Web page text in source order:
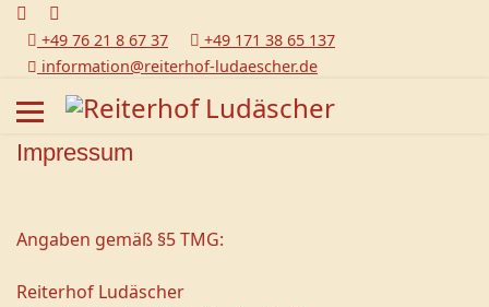
+49 76 21 8 67 37
+49 171 38 65 137
information@reiterhof-ludaescher.de
Impressum
Angaben gemäß §5 TMG:
Reiterhof Ludäscher